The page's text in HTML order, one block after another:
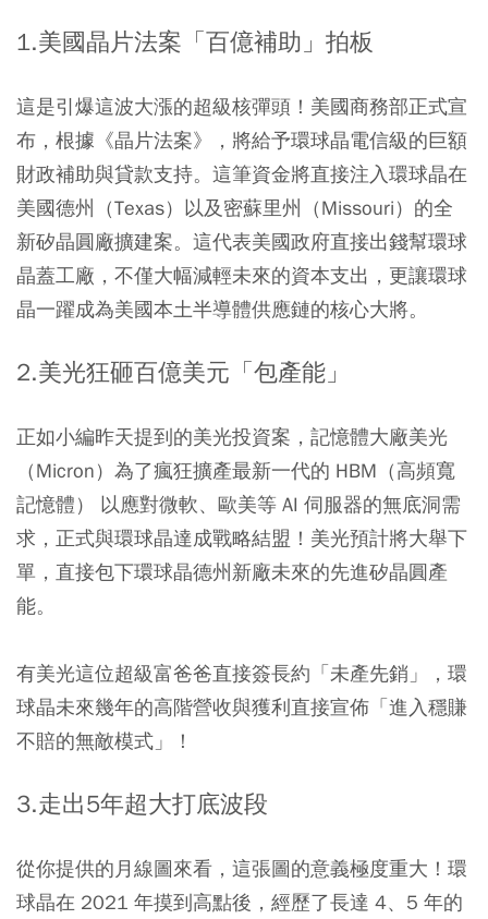
1.美國晶片法案「百億補助」拍板
這是引爆這波大漲的超級核彈頭！美國商務部正式宣
布，根據《晶片法案》，將給予環球晶電信級的巨額
財政補助與貸款支持。這筆資金將直接注入環球晶在
美國德州（Texas）以及密蘇里州（Missouri）的全
新矽晶圓廠擴建案。這代表美國政府直接出錢幫環球
晶蓋工廠，不僅大幅減輕未來的資本支出，更讓環球
晶一躍成為美國本土半導體供應鏈的核心大將。
2.美光狂砸百億美元「包產能」
正如小編昨天提到的美光投資案，記憶體大廠美光
（Micron）為了瘋狂擴產最新一代的 HBM（高頻寬
記憶體） 以應對微軟、歐美等 AI 伺服器的無底洞需
求，正式與環球晶達成戰略結盟！美光預計將大舉下
單，直接包下環球晶德州新廠未來的先進矽晶圓產
能。
有美光這位超級富爸爸直接簽長約「未產先銷」，環
球晶未來幾年的高階營收與獲利直接宣佈「進入穩賺
不賠的無敵模式」！
3.走出5年超大打底波段
從你提供的月線圖來看，這張圖的意義極度重大！環
球晶在 2021 年摸到高點後，經歷了長達 4、5 年的